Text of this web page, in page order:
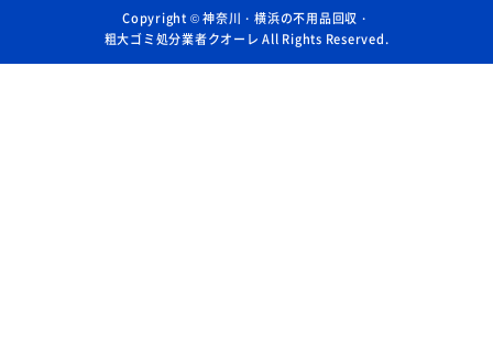
Copyright ©神奈川・横浜の不用品回収・
粗大ゴミ処分業者クオーレ All Rights Reserved.